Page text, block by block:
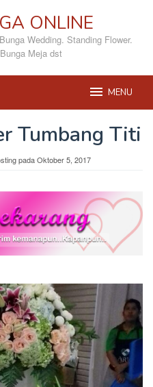
ONLINE
Wedding. Standing Flower.
Meja dst
MENU
Tumbang Titi
padaOktober 5, 2017